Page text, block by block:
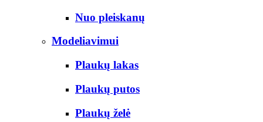
Nuo pleiskanų
Modeliavimui
Plaukų lakas
Plaukų putos
Plaukų želė